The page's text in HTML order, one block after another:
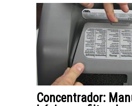
Concentrador: